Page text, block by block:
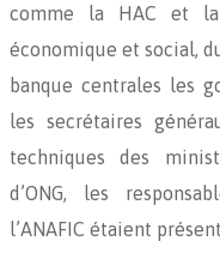
comme la HAC et
économique et social,
banque centrales les
les secrétaires
techniques des
d’ONG, les
l’ANAFIC étaient